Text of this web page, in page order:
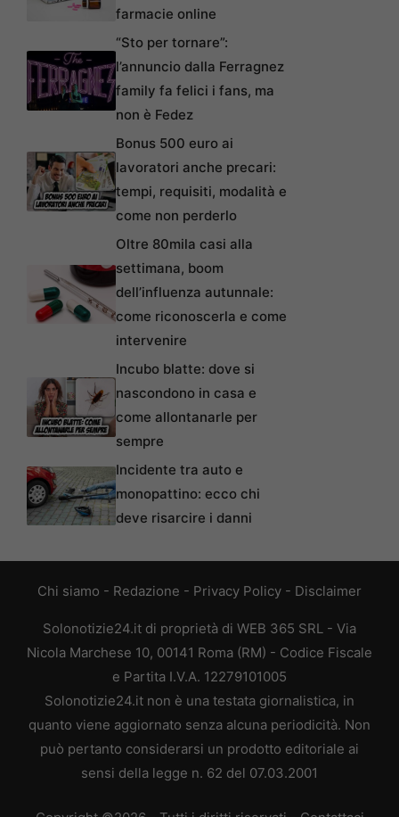
farmacie online
“Sto per tornare”:
l’annuncio dalla Ferragnez
family fa felici i fans, ma
non è Fedez
Bonus 500 euro ai
lavoratori anche precari:
tempi, requisiti, modalità e
come non perderlo
Oltre 80mila casi alla
settimana, boom
dell’influenza autunnale:
come riconoscerla e come
intervenire
Incubo blatte: dove si
nascondono in casa e
come allontanarle per
sempre
Incidente tra auto e
monopattino: ecco chi
deve risarcire i danni
Chi siamo - Redazione - Privacy Policy - Disclaimer
Solonotizie24.it di proprietà di WEB 365 SRL - Via
Nicola Marchese 10, 00141 Roma (RM) - Codice Fiscale
e Partita I.V.A. 12279101005
Solonotizie24.it non è una testata giornalistica, in
quanto viene aggiornato senza alcuna periodicità. Non
può pertanto considerarsi un prodotto editoriale ai
sensi della legge n. 62 del 07.03.2001